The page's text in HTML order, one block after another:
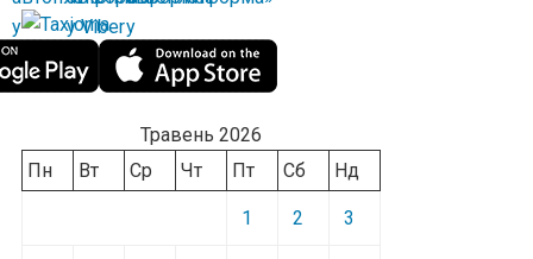
Травень 2026
Пн
Вт Ср Чт Пт Сб Нд
1 2 3